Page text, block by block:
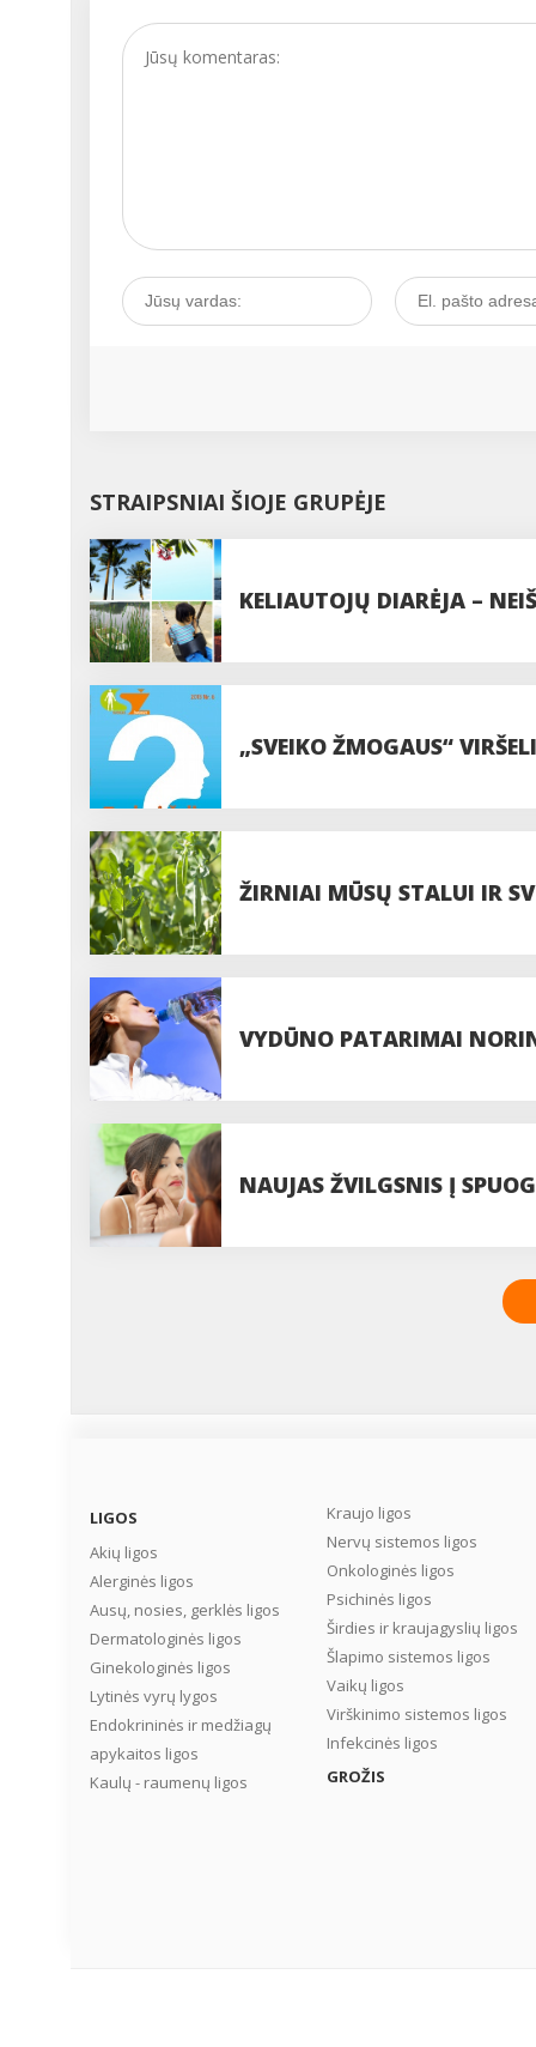
ligomis didinantys
STRAIPSNIAI ŠIOJE GRUPĖJE
KELIAUTOJŲ DIARĖJA –
„SVEIKO ŽMOGAUS“
ŽIRNIAI MŪSŲ STALUI IR
VYDŪNO PATARIMAI
NAUJAS ŽVILGSNIS Į
LIGOS
Akių ligos
Alerginės ligos
Ausų, nosies, gerklės ligos
Dermatologinės ligos
Ginekologinės ligos
Lytinės vyrų lygos
Endokrininės ir medžiagų
apykaitos ligos
Kaulų - raumenų ligos
Kraujo ligos
Nervų sistemos ligos
Onkologinės ligos
Psichinės ligos
Širdies ir kraujagyslių ligos
Šlapimo sistemos ligos
Vaikų ligos
Virškinimo sistemos ligos
Infekcinės ligos
GROŽIS